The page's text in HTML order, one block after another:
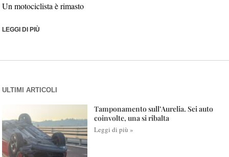
Un motociclista è rimasto
LEGGI DI PIÙ
ULTIMI ARTICOLI
Tamponamento sull’Aurelia. Sei auto
coinvolte, una si ribalta
Leggi di più »